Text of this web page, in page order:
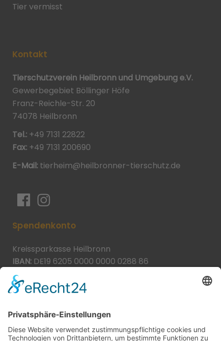
Tier vermisst
Kontakt
Tierschutzverein Heilbronn und Umgebung e.V.
Gewerbegebiet Böllinger Höfe
Franz-Reichle-Str. 20
74078 Heilbronn
Tel.: +49 7131 22822
Fax: +49 7131 200690
E-Mail: tierheim@heilbronner-tierschutz.de
Spendenkonto
Kreissparkasse Heilbronn
IBAN: DE19 6205 0000 0000 0288 86
BIC:
Spende direkt via PayPal
JETZT SPENDEN